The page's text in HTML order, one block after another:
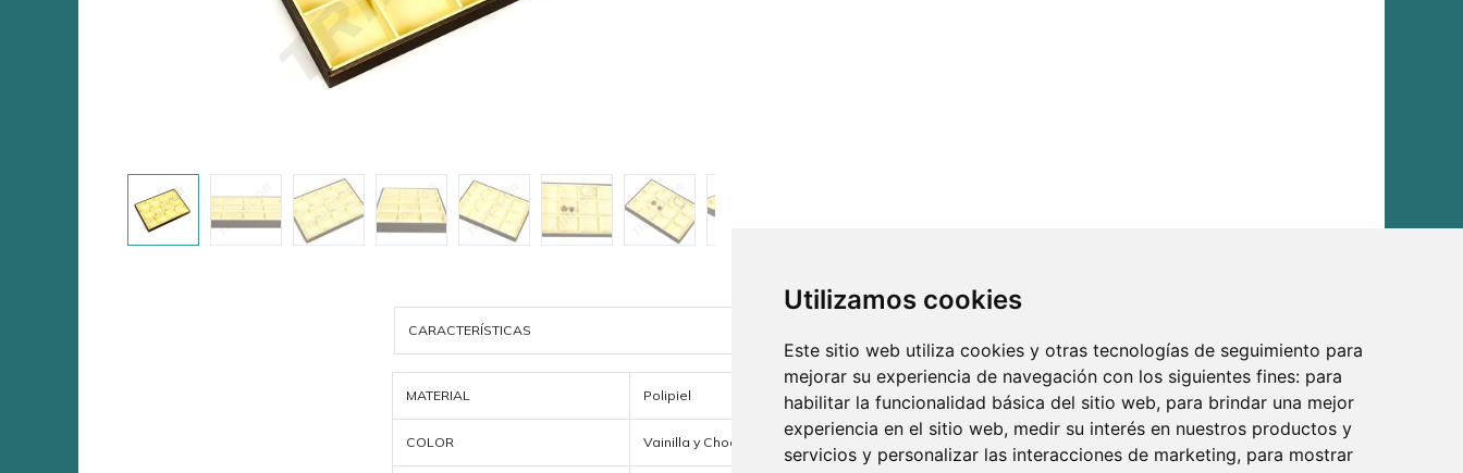
Utilizamos cookies
Este sitio web utiliza cookies y otras tecnologías de seguimiento para
mejorar su experiencia de navegación con los siguientes fines: para
habilitar la funcionalidad básica del sitio web, para brindar una mejor
experiencia en el sitio web, medir su interés en nuestros productos y
servicios y personalizar las interacciones de marketing, para mostrar
CARACTERÍSTICAS
MATERIAL Polipiel
COLOR Vainilla y Chocolate